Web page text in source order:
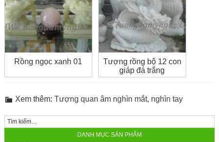
Rồng ngọc xanh 01
Tượng rồng bộ 12 con
giáp đá trắng
Xem thêm: Tượng quan âm nghìn mắt, nghìn tay
DANH MỤC SẢN PHẨM